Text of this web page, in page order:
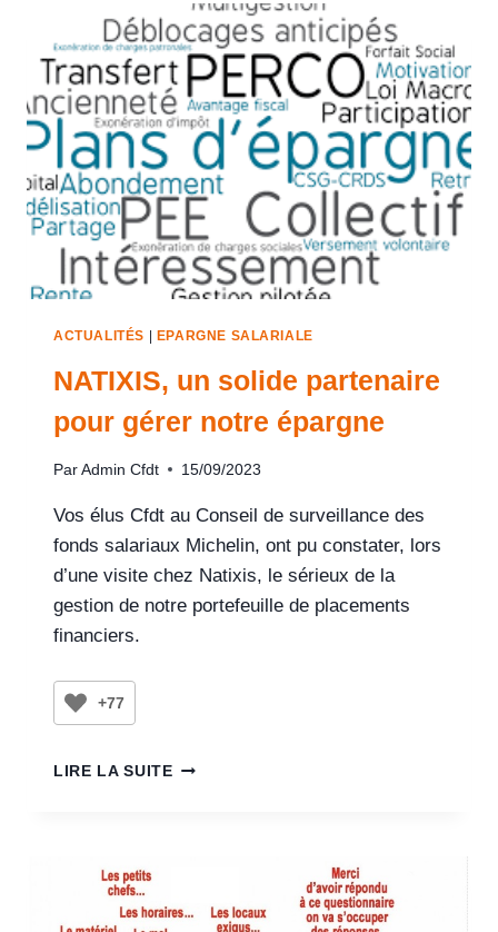
ACTUALITÉS EPARGNE SALARIALE
NATIXIS, un solide partenaire
pour gérer notre épargne
Par Admin Cfdt 15/09/2023
Vos élus Cfdt au Conseil de surveillance des
fonds salariaux Michelin, ont pu constater, lors
d’une visite chez Natixis, le sérieux de la
gestion de notre portefeuille de placements
financiers.
+77
LIRE LA SUITE